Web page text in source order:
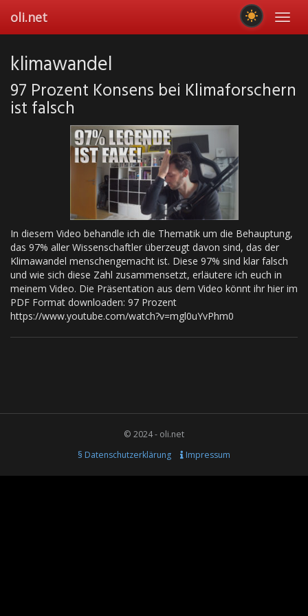
main
oli.net
klimawandel
97 Prozent Konsens bei Klimaforschern
ist falsch
In diesem Video behandle ich die Thematik um die Behauptung,
das 97% aller Wissenschaftler überzeugt davon sind, das der
Klimawandel menschengemacht ist. Diese 97% sind klar falsch
und wie sich diese Zahl zusammensetzt, erläutere ich euch in
meinem Video. Die Präsentation aus dem Video könnt ihr hier im
PDF Format downloaden: 97 Prozent
https://www.youtube.com/watch?v=mgl0uYvPhm0
© 2024 - oli.net
§ Datenschutzerklärung
Impressum